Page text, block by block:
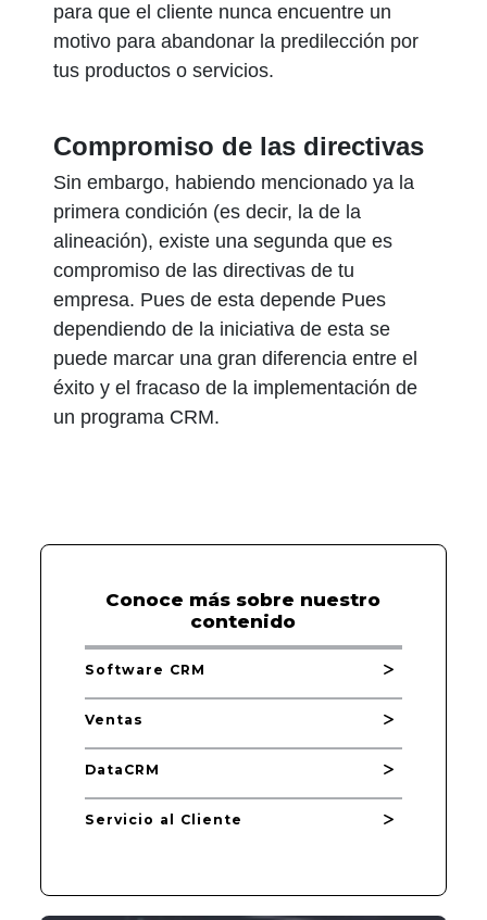
para que el cliente nunca encuentre un
motivo para abandonar la predilección por
tus productos o servicios.
Compromiso de las directivas
Sin embargo, habiendo mencionado ya la
primera condición (es decir, la de la
alineación), existe una segunda que es
compromiso de las directivas de tu
empresa. Pues de esta depende Pues
dependiendo de la iniciativa de esta se
puede marcar una gran diferencia entre el
éxito y el fracaso de la implementación de
un programa CRM.
Conoce más sobre nuestro
contenido
Software CRM
Ventas
DataCRM
Servicio al Cliente